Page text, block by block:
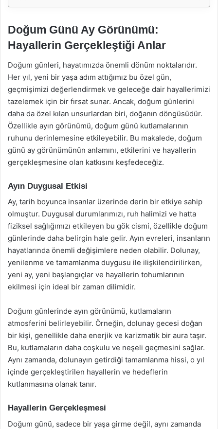
Doğum Günü Ay Görünümü:
Hayallerin Gerçekleştiği Anlar
Doğum günleri, hayatımızda önemli dönüm noktalarıdır.
Her yıl, yeni bir yaşa adım attığımız bu özel gün,
geçmişimizi değerlendirmek ve geleceğe dair hayallerimizi
tazelemek için bir fırsat sunar. Ancak, doğum günlerini
daha da özel kılan unsurlardan biri, doğanın döngüsüdür.
Özellikle ayın görünümü, doğum günü kutlamalarının
ruhunu derinlemesine etkileyebilir. Bu makalede, doğum
günü ay görünümünün anlamını, etkilerini ve hayallerin
gerçekleşmesine olan katkısını keşfedeceğiz.
Ayın Duygusal Etkisi
Ay, tarih boyunca insanlar üzerinde derin bir etkiye sahip
olmuştur. Duygusal durumlarımızı, ruh halimizi ve hatta
fiziksel sağlığımızı etkileyen bu gök cismi, özellikle doğum
günlerinde daha belirgin hale gelir. Ayın evreleri, insanların
hayatlarında önemli değişimlere neden olabilir. Dolunay,
yenilenme ve tamamlanma duygusu ile ilişkilendirilirken,
yeni ay, yeni başlangıçlar ve hayallerin tohumlarının
ekilmesi için ideal bir zaman dilimidir.
Doğum günlerinde ayın görünümü, kutlamaların
atmosferini belirleyebilir. Örneğin, dolunay gecesi doğan
bir kişi, genellikle daha enerjik ve karizmatik bir aura taşır.
Bu, kutlamaların daha coşkulu ve neşeli geçmesini sağlar.
Aynı zamanda, dolunayın getirdiği tamamlanma hissi, o yıl
içinde gerçekleştirilen hayallerin ve hedeflerin
kutlanmasına olanak tanır.
Hayallerin Gerçekleşmesi
Doğum günü, sadece bir yaşa girme değil, aynı zamanda